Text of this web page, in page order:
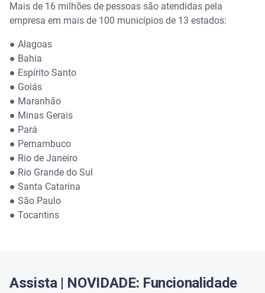
Mais de 16 milhões de pessoas são atendidas pela
empresa em mais de 100 municípios de 13 estados:
● Alagoas
● Bahia
● Espírito Santo
● Goiás
● Maranhão
● Minas Gerais
● Pará
● Pernambuco
● Rio de Janeiro
● Rio Grande do Sul
● Santa Catarina
● São Paulo
● Tocantins
Assista | NOVIDADE: Funcionalidade